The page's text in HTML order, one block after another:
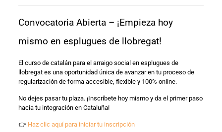
Convocatoria Abierta – ¡Empieza hoy
mismo en esplugues de llobregat!
El curso de catalán para el arraigo social en esplugues de
llobregat es una oportunidad única de avanzar en tu proceso de
regularización de forma accesible, flexible y 100% online.
No dejes pasar tu plaza. ¡Inscríbete hoy mismo y da el primer paso
hacia tu integración en Cataluña!
👉 Haz clic aquí para iniciar tu inscripción